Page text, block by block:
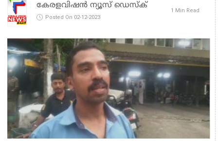
കേരളവിഷൻ ന്യൂസ് ഡെസ്‌ക്
Posted On 02-12-2023
1 Min Read